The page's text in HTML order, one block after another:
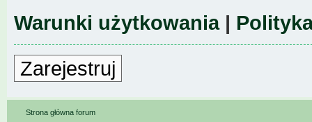
Warunki użytkowania|
Zarejestruj
Strona główna forum